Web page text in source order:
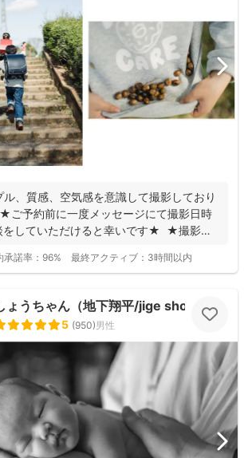
、質感、空気感を意識して撮影しており
予約前に一度メッセージにて撮影日時
をしていただけると幸いです★ ★撮影に
承諾率： 96% 最終アクティブ： 3時間以内
ょうちゃん（地下翔平/jige shohe）
5 (950)男性